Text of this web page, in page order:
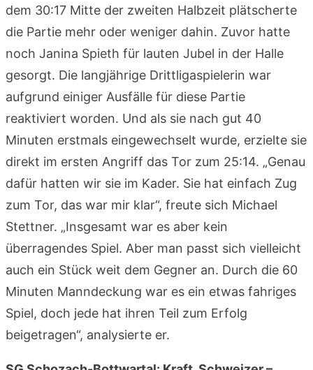
dem 30:17 Mitte der zweiten Halbzeit plätscherte
die Partie mehr oder weniger dahin. Zuvor hatte
noch Janina Spieth für lauten Jubel in der Halle
gesorgt. Die langjährige Drittligaspielerin war
aufgrund einiger Ausfälle für diese Partie
reaktiviert worden. Und als sie nach gut 40
Minuten erstmals eingewechselt wurde, erzielte sie
direkt im ersten Angriff das Tor zum 25:14. „Genau
dafür hatten wir sie im Kader. Sie hat einfach Zug
zum Tor, das war mir klar“, freute sich Michael
Stettner. „Insgesamt war es aber kein
überragendes Spiel. Aber man passt sich vielleicht
auch ein Stück weit dem Gegner an. Durch die 60
Minuten Manndeckung war es ein etwas fahriges
Spiel, doch jede hat ihren Teil zum Erfolg
beigetragen“, analysierte er.